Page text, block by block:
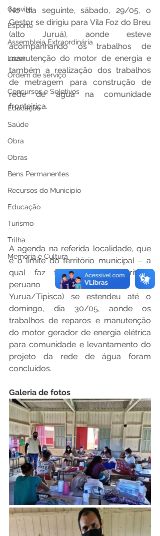
Convite
Esporte
Assembleia Extraordinária
Lazer
Ordem de serviço
Concursos e Seletivos
Educação
Saúde
Obra
Obras
Bens Permanentes
Recursos do Município
Educação
Turismo
Trilha
Memória e Cultura
No dia seguinte, sábado, 29/05, o
Gestor se dirigiu para Vila Foz do Breu
(alto Juruá), aonde esteve
acompanhando os trabalhos de
manutenção do motor de energia e
também a realização dos trabalhos
de metragem para construção de
rede de água na comunidade
fronteiriça.
A agenda na referida localidade, que
é o limite do território municipal – a
qual faz fronteira com território
peruano (municipalidade de
Yurua/Tipisca) se estendeu até o
domingo, dia 30/05, aonde os
trabalhos de reparos e manutenção
do motor gerador de energia elétrica
para comunidade e levantamento do
projeto da rede de água foram
concluídos.
Galeria de fotos